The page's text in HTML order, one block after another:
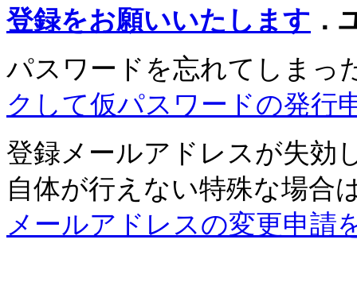
登録をお願いいたします ．
パスワードを忘れてしまっ
クして仮パスワードの発行
登録メールアドレスが失効
自体が行えない特殊な場合
メールアドレスの変更申請